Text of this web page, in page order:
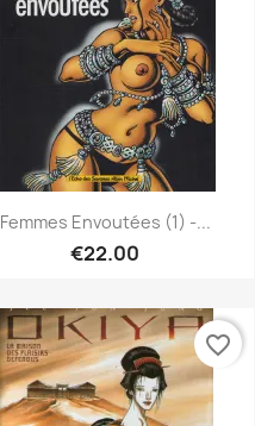
Femmes Envoutées (1) -...
€22.00
favorite_border